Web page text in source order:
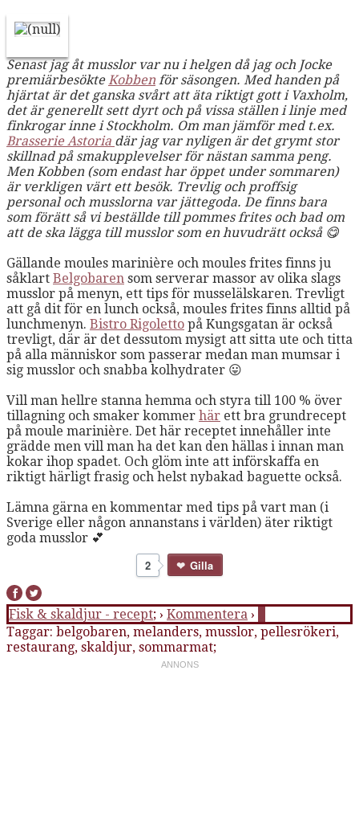
Senast jag åt musslor var nu i helgen då jag och Jocke
premiärbesökteKobben för säsongen. Med handen på
hjärtat är det ganska svårt att äta riktigt gott i Vaxholm,
det är generellt sett dyrt och på vissa ställen i linje med
finkrogar inne i Stockholm. Om man jämför med t.ex.
Brasserie Astoria där jag var nyligen är det grymt stor
skillnad på smakupplevelser för nästan samma peng.
Men Kobben (som endast har öppet under sommaren)
är verkligen värt ett besök. Trevlig och proffsig
personal och musslorna var jättegoda. De finns bara
som förätt så vi beställde till pommes frites och bad om
att de ska lägga till musslor som en huvudrätt också 😋
Gällande moules marinière och moules frites finns ju
såklart Belgobaren som serverar massor av olika slags
musslor på menyn, ett tips för musselälskaren. Trevligt
att gå dit för en lunch också, moules frites finns alltid på
lunchmenyn. Bistro Rigoletto på Kungsgatan är också
trevligt, där är det dessutom mysigt att sitta ute och titta
på alla människor som passerar medan man mumsar i
sig musslor och snabba kolhydrater 😛
Vill man hellre stanna hemma och styra till 100 % över
tillagning och smaker kommer här ett bra grundrecept
på moule marinière. Det här receptet innehåller inte
grädde men vill man ha det kan den hällas i innan man
kokar ihop spadet. Och glöm inte att införskaffa en
riktigt härligt frasig och helst nybakad baguette också.
Lämna gärna en kommentar med tips på vart man (i
Sverige eller någon annanstans i världen) äter riktigt
goda musslor 💕
2
Gilla
Fisk & skaldjur - recept; › Kommentera ›
Taggar: belgobaren, melanders, musslor, pellesrökeri,
restaurang, skaldjur, sommarmat;